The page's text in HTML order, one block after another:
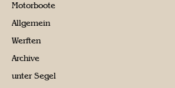
Motorboote
Allgemein
Werften
Archive
unter Segel